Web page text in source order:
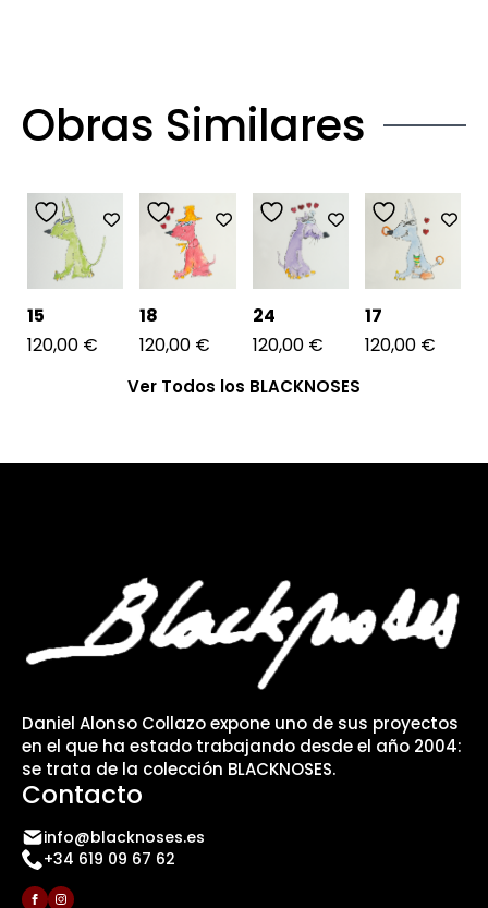
Obras Similares
15
120,00 €
18
120,00 €
24
120,00 €
17
120,00 €
Ver Todos los BLACKNOSES
Daniel Alonso Collazo expone uno de sus proyectos
en el que ha estado trabajando desde el año 2004:
se trata de la colección BLACKNOSES.
Contacto
info@blacknoses.es
+34 619 09 67 62